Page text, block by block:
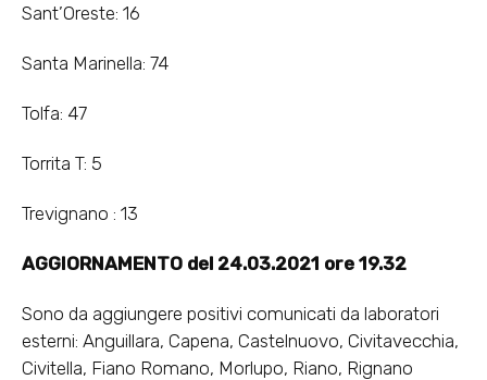
Sant’Oreste: 16
Santa Marinella: 74
Tolfa: 47
Torrita T: 5
Trevignano : 13
AGGIORNAMENTO del 24.03.2021 ore 19.32
Sono da aggiungere positivi comunicati da laboratori
esterni: Anguillara, Capena, Castelnuovo, Civitavecchia,
Civitella, Fiano Romano, Morlupo, Riano, Rignano